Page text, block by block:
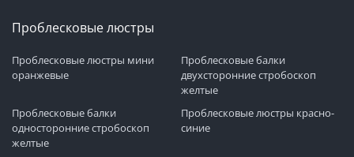
Проблесковые люстры
Проблесковые люстры мини
оранжевые
Проблесковые балки
двухсторонние стробоскоп
желтые
Проблесковые балки
односторонние стробоскоп
желтые
Проблесковые люстры красно-
синие